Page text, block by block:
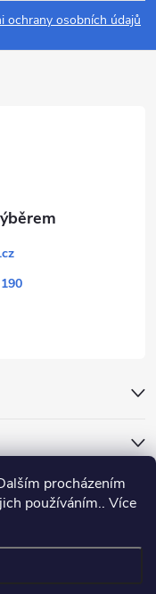
procházením
používáním.. Více
ochrany osobních údajů